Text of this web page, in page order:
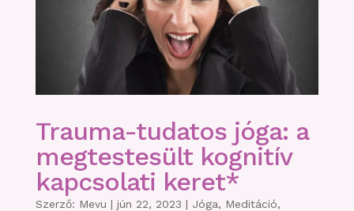
Trauma-tudatos jóga: a
megtestesült kognitív
kapcsolati keret*
Szerző: Mevu | jún 22, 2023 | Jóga, Meditáció,